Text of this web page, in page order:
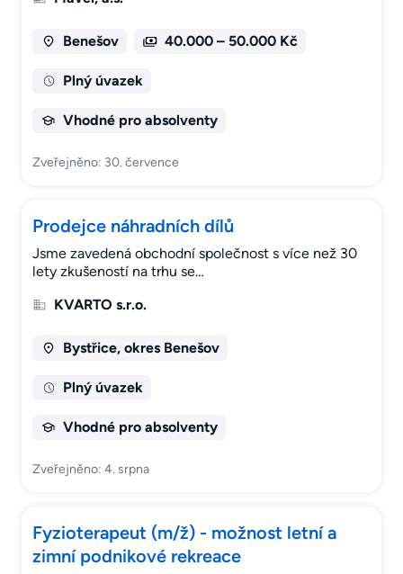
Benešov 40.000 – 50.000 Kč
Plný úvazek
Vhodné pro absolventy
Zveřejněno: 30. července
Prodejce náhradních dílů
Jsme zavedená obchodní společnost s více než 30
lety zkušeností na trhu se…
KVARTO s.r.o.
Bystřice, okres Benešov
Plný úvazek
Vhodné pro absolventy
Zveřejněno: 4. srpna
Fyzioterapeut (m/ž) - možnost letní a
zimní podnikové rekreace